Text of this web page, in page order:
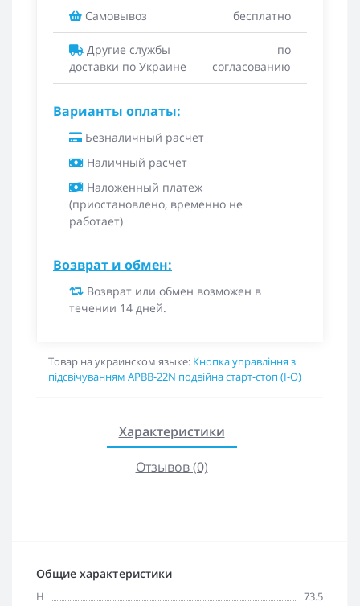
Самовывоз бесплатно
Другие службы
доставки по Украине
по
согласованию
Варианты оплаты:
Безналичный расчет
Наличный расчет
Наложенный платеж
(приостановлено, временно не
работает)
Возврат и обмен:
Возврат или обмен возможен в
течении 14 дней.
Товар на украинском языке: Кнопка управління з
підсвічуванням APBB-22N подвійна старт-стоп (I-O)
Характеристики
Отзывов (0)
Общие характеристики
H
73.5